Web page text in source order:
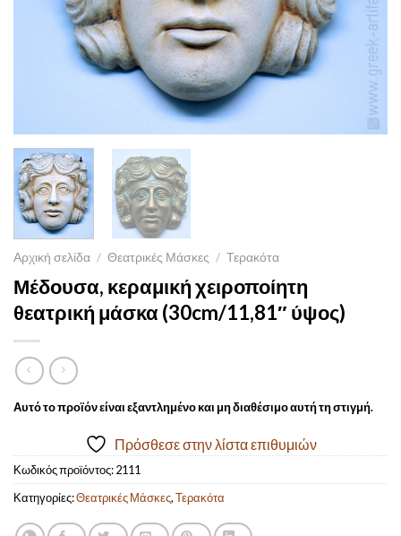
Αρχική σελίδα / Θεατρικές Μάσκες / Τερακότα
Μέδουσα, κεραμική χειροποίητη
θεατρική μάσκα (30cm/11,81″ ύψος)
Αυτό το προϊόν είναι εξαντλημένο και μη διαθέσιμο αυτή τη στιγμή.
Πρόσθεσε στην λίστα επιθυμιών
Κωδικός προϊόντος:2111
Κατηγορίες:Θεατρικές Μάσκες,Τερακότα